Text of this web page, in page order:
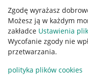
Zgodę wyrażasz
Możesz ją w każdym
zakładce Ustawienia
Wycofanie zgody nie
przetwarzania.
polityka plików cookies
Pobierz aplikację